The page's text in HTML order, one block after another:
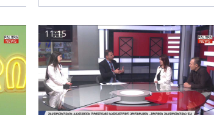
11:15